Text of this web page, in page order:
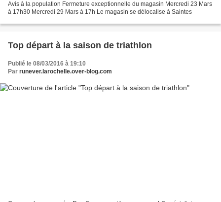
Avis à la population Fermeture exceptionnelle du magasin Mercredi 23 Mars
à 17h30 Mercredi 29 Mars à 17h Le magasin se délocalise à Saintes
Top départ à la saison de triathlon
Publié le 08/03/2016 à 19:10
Par runever.larochelle.over-blog.com